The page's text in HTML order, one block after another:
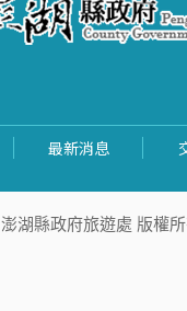
最新消息
澎湖縣政府旅遊處 版權